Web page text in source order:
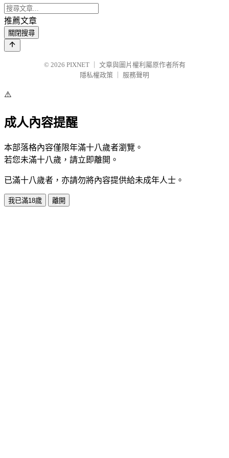
推薦文章
關閉搜尋
© 2026 PIXNET
文章與圖片權利屬原作者所有
隱私權政策
服務聲明
⚠️
成人內容提醒
本部落格內容僅限年滿十八歲者瀏覽。
若您未滿十八歲，請立即離開。
已滿十八歲者，亦請勿將內容提供給未成年人士。
我已滿18歲 離開